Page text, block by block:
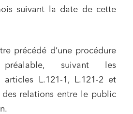
suivant la date de cette
précédé d’une procédure
préalable, suivant les
articles L.121-1, L.121-2 et
des relations entre le public